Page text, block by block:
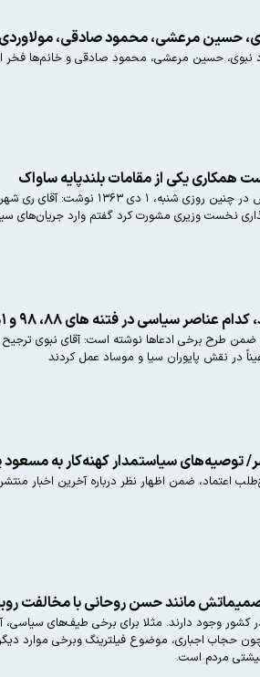
حسین مرعشی، محمود صادقی،
نبوی، حسین مرعشی، محمود صادقی و خانم‌ها
همکاری یکی از مقامات بلندپایه ساواک
هاشمی رفسنجانی در خاطرات
نخست وزیری مشورت کرد گفتم وارد جریان‌های
۸۸، ۹۸ و ۱۴۰۱ در نقش پایوران موساد و سیا فعالیت کردند
طرح برخی ادعاها نوشته است: آقای نبوی ترجیح
توصیه‌های سیاستمدار کهنه‌کار به مسعود
اعتماد، ضمن اظهار نظر درباره آخرین اخبار
مانند حسن روحانی با مخالفت
کشور وجود دارند. مثلا برای برخی طیف‌های
حجاب اجباری، موضوع فیلترینگ وبرخی موارد
مردم است.